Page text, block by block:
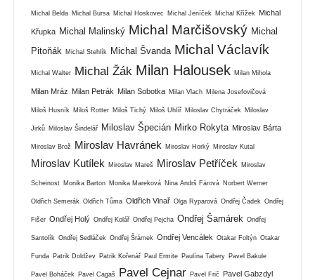
Michal Belda Michal Bursa Michal Hoskovec Michal Jeníček Michal Křížek Michal
Křupka Michal Malinský Michal Marčišovský Michal
Pitoňák
Michal Stehlík Michal Švanda Michal Václavík
Michal Walter Michal Žák Milan Halousek Milan Mihola
Milan Mráz Milan Petrák Milan Sobotka Milan Vlach Milena Josefovičová
Miloš Husník Miloš Rotter Miloš Tichý Miloš Uhlíř Miloslav Chytráček Miloslav
Jirků Miloslav Šindelář Miloslav Špecián Mirko Rokyta Miroslav Bárta
Miroslav Brož Miroslav Havránek Miroslav Horký Miroslav Kutal
Miroslav Kutílek Miroslav Mareš Miroslav Petříček Miroslav
Scheinost Monika Barton Monika Mareková Nina Andrš Fárová Norbert Werner
Oldřich Semerák Oldřich Tůma Oldřich Vinař Olga Ryparová Ondřej Čadek Ondřej
Fišer Ondřej Holý Ondřej Kolář Ondřej Pejcha Ondřej Šamárek Ondřej
Santolík Ondřej Sedláček Ondřej Šrámek Ondřej Vencálek Otakar Foltýn Otakar
Funda Patrik Doldžev Patrik Kořenář Paul Ermite Paulína Tabery Pavel Bakule
Pavel Boháček Pavel Cagaš Pavel Cejnar Pavel Frič Pavel Gabzdyl